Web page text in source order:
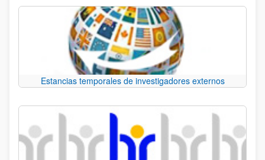
Estancias temporales de investigadores externos